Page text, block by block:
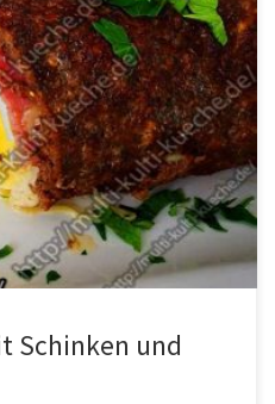
und Käse Für den Falschen
Eier2-3 EL. Petersilie4
KäseSalz und Pfeffer Für die
für Falscher Hase Das
und der Petersilie gut
Arbeitsplatte legen und […]
Schinken und